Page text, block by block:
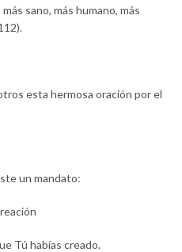
sano, más humano, más
esta hermosa oración por el
un mandato:
Tú habías creado.